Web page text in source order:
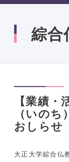
綜合
【業績
（いの
おしらせ
大正大学綜合仏